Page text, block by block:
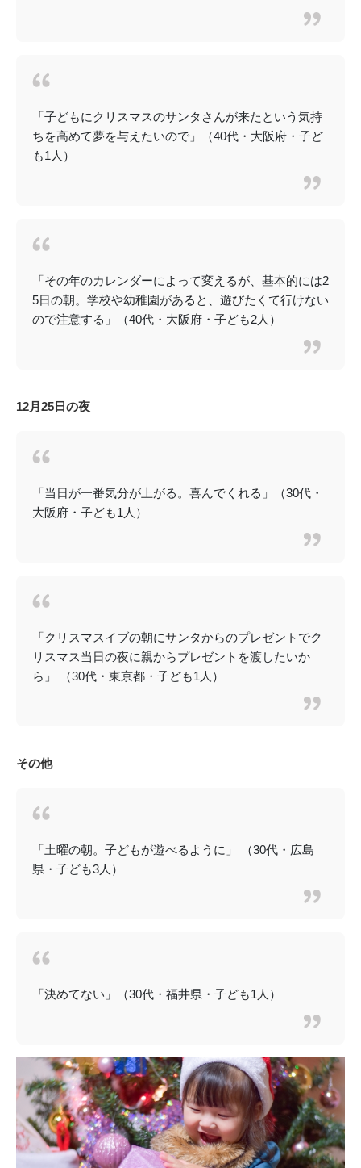
「子どもにクリスマスのサンタさんが来たという気持
ちを高めて夢を与えたいので」（40代・大阪府・子ど
も1人）
「その年のカレンダーによって変えるが、基本的には2
5日の朝。学校や幼稚園があると、遊びたくて行けない
ので注意する」（40代・大阪府・子ども2人）
12月25日の夜
「当日が一番気分が上がる。喜んでくれる」（30代・
大阪府・子ども1人）
「クリスマスイブの朝にサンタからのプレゼントでク
リスマス当日の夜に親からプレゼントを渡したいか
ら」 （30代・東京都・子ども1人）
その他
「土曜の朝。子どもが遊べるように」 （30代・広島
県・子ども3人）
「決めてない」（30代・福井県・子ども1人）